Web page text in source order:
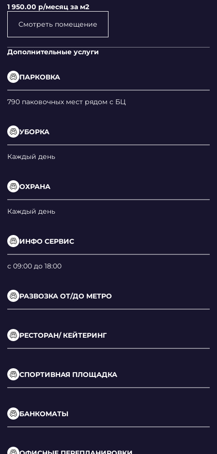
Дополнительные услуги
ПАРКОВКА
790 паковочных мест рядом с БЦ
УБОРКА
Каждый день
ОХРАНА
Каждый день
ИНФО СЕРВИС
с 09:00 до 18:00
РАЗВОЗКА ОТ/ДО МЕТРО
РЕСТОРАН/ КЕЙТЕРИНГ
СПОРТИВНАЯ ПЛОЩАДКА
БАНКОМАТЫ
Смотреть помещение
1 950.00 p/месяц за м2